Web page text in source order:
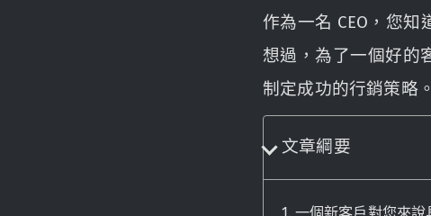
作為一名 CEO，您
想過，為了一個好的
制定成功的行銷策略。
文章綱要
一個新客戶對您來說